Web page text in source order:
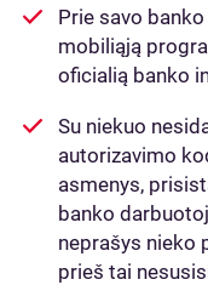
Prie savo
mobiliąją
oficialią banko
Su niekuo
autorizavimo
asmenys,
banko
neprašys nieko
prieš tai